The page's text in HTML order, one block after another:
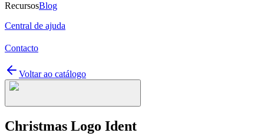
RecursosBlog
Central de ajuda
Contacto
Voltar ao catálogo
Christmas Logo Ident